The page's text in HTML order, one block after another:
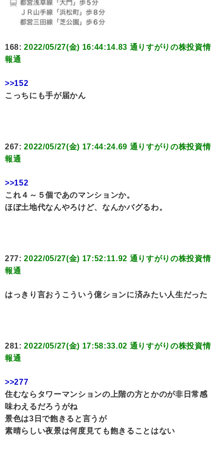
168:2022/05/27(金) 16:44:14.83 通りすがりの株投資情
報通
>>152
こっちにも手が届かん
267:2022/05/27(金) 17:44:24.69 通りすがりの株投資情
報通
>>152
これ４～５個であのマンションか。
ほぼ土地代なんやろけど、なんかバグるわ。
277:2022/05/27(金) 17:52:11.92 通りすがりの株投資情
報通
はっきり言おうこういう億ションに済みたい人生だった
281:2022/05/27(金) 17:58:33.02 通りすがりの株投資情
報通
>>277
住むならタワーマンションの上階の方とかのが非日常感
味わえるだろうがね
景色は3日で飽きると言うが
素晴らしい夜景は何度見ても飽きることはない